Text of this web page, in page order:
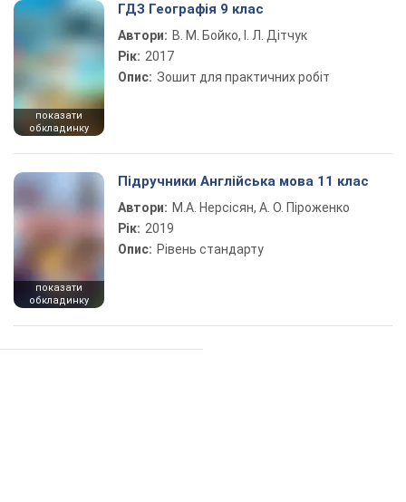
показати
обкладинку
ГДЗ Географія 9 клас
Автори: В. М. Бойко, І. Л. Дітчук
Рік: 2017
Опис: Зошит для практичних робіт
показати
обкладинку
Підручники Англійська мова 11 клас
Автори: М.А. Нерсісян, А. О. Піроженко
Рік: 2019
Опис: Рівень стандарту